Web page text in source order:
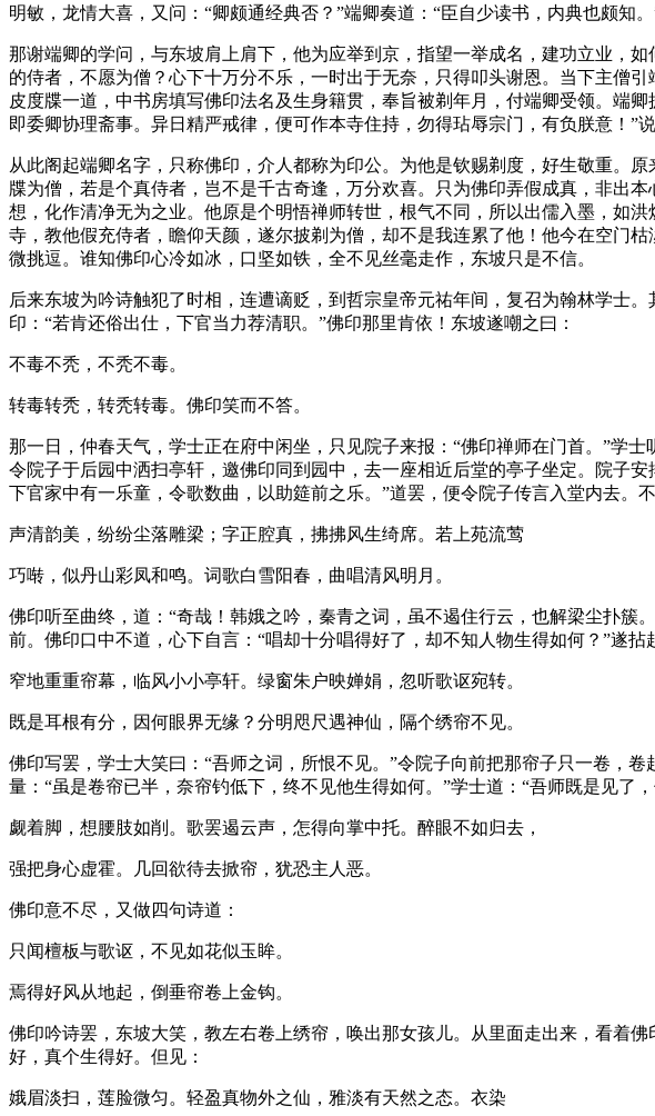
明敏，龙情大喜，又问：“卿颇通经典否？”端卿奏道：“臣自少读书，内典也颇知
那谢端卿的学问，与东坡肩上肩下，他为应举到京，指望一举成名，建功立业，
的侍者，不愿为僧？心下十万分不乐，一时出于无奈，只得叩头谢恩。当下主僧
皮度牒一道，中书房填写佛印法名及生身籍贯，奉旨被剃年月，付端卿受领。端
即委卿协理斋事。异日精严戒律，便可作本寺住持，勿得玷辱宗门，有负朕意！”
从此阁起端卿名字，只称佛印，介人都称为印公。为他是钦赐剃度，好生敬重。
牒为僧，若是个真侍者，岂不是千古奇逢，万分欢喜。只为佛印弄假成真，非出
想，化作清净无为之业。他原是个明悟禅师转世，根气不同，所以出儒入墨，如
寺，教他假充侍者，瞻仰天颜，遂尔披剃为僧，却不是我连累了他！他今在空门
微挑逗。谁知佛印心冷如冰，口坚如铁，全不见丝毫走作，东坡只是不信。
后来东坡为吟诗触犯了时相，连遭谪贬，到哲宗皇帝元祐年间，复召为翰林学士
印：“若肯还俗出仕，下官当力荐清职。”佛印那里肯依！东坡遂嘲之曰：
不毒不秃，不秃不毒。
转毒转秃，转秃转毒。佛印笑而不答。
那一日，仲春天气，学士正在府中闲坐，只见院子来报：“佛印禅师在门首。”学
令院子于后园中洒扫亭轩，邀佛印同到园中，去一座相近后堂的亭子坐定。院子
下官家中有一乐童，令歌数曲，以助筵前之乐。”道罢，便令院子传言入堂内去。
声清韵美，纷纷尘落雕梁；字正腔真，拂拂风生绮席。若上苑流莺
巧啭，似丹山彩凤和鸣。词歌白雪阳春，曲唱清风明月。
佛印听至曲终，道：“奇哉！韩娥之吟，秦青之词，虽不遏住行云，也解梁尘扑簇
前。佛印口中不道，心下自言：“唱却十分唱得好了，却不知人物生得如何？”遂拈
窄地重重帘幕，临风小小亭轩。绿窗朱户映婵娟，忽听歌讴宛转。
既是耳根有分，因何眼界无缘？分明咫尺遇神仙，隔个绣帘不见。
佛印写罢，学士大笑曰：“吾师之词，所恨不见。”令院子向前把那帘子只一卷，
量：“虽是卷帘已半，奈帘钓低下，终不见他生得如何。”学士道：“吾师既是见了
觑着脚，想腰肢如削。歌罢遏云声，怎得向掌中托。醉眼不如归去，
强把身心虚霍。几回欲待去掀帘，犹恐主人恶。
佛印意不尽，又做四句诗道：
只闻檀板与歌讴，不见如花似玉眸。
焉得好风从地起，倒垂帘卷上金钩。
佛印吟诗罢，东坡大笑，教左右卷上绣帘，唤出那女孩儿。从里面走出来，看着
好，真个生得好。但见：
娥眉淡扫，莲脸微匀。轻盈真物外之仙，雅淡有天然之态。衣染